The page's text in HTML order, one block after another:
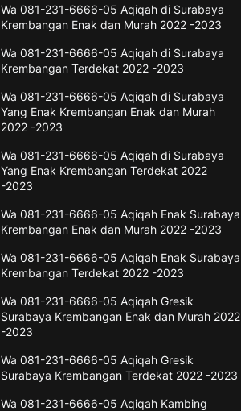
Wa 081-231-6666-05 Aqiqah di Surabaya
Krembangan Enak dan Murah 2022 -2023
Wa 081-231-6666-05 Aqiqah di Surabaya
Krembangan Terdekat 2022 -2023
Wa 081-231-6666-05 Aqiqah di Surabaya
Yang Enak Krembangan Enak dan Murah
2022 -2023
Wa 081-231-6666-05 Aqiqah di Surabaya
Yang Enak Krembangan Terdekat 2022
-2023
Wa 081-231-6666-05 Aqiqah Enak Surabaya
Krembangan Enak dan Murah 2022 -2023
Wa 081-231-6666-05 Aqiqah Enak Surabaya
Krembangan Terdekat 2022 -2023
Wa 081-231-6666-05 Aqiqah Gresik
Surabaya Krembangan Enak dan Murah 2022
-2023
Wa 081-231-6666-05 Aqiqah Gresik
Surabaya Krembangan Terdekat 2022 -2023
Wa 081-231-6666-05 Aqiqah Kambing